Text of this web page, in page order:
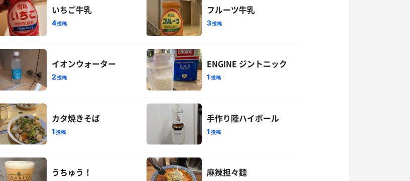
いちご牛乳
4投稿
フルーツ牛乳
3投稿
イオンウォーター
2投稿
ENGINE ジントニック
1投稿
カタ焼きそば
1投稿
手作り陸ハイボール
1投稿
うちゅう！ 麻辣担々麺